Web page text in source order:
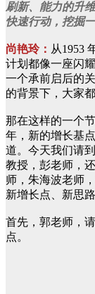
刷新、能力的升
快速行动，挖掘
尚艳玲： 从1953
计划都像一座闪
一个承前启后的
的背景下，大家
那在这样的一个
年，新的增长基
道。今天我们请
教授，彭老师，
师，朱海波老师
新增长点、新思
首先，郭老师，
点。